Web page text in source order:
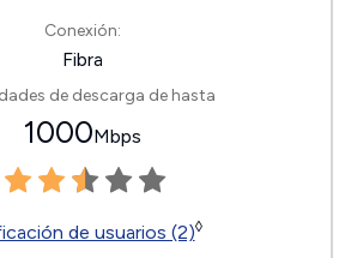
Conexión:
Fibra
de descarga de hasta
1000Mbps
de usuarios (2)◊